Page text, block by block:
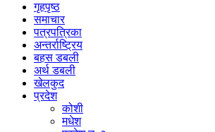
गृहपृष्‍ठ
समाचार
पत्रपत्रिका
अन्तर्राष्ट्रिय
बहस डबली
अर्थ डबली
खेलकुद
प्रदेश
कोशी
मधेश